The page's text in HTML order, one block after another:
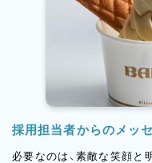
採用担当者からのメッ
必要なのは、素敵な笑顔と